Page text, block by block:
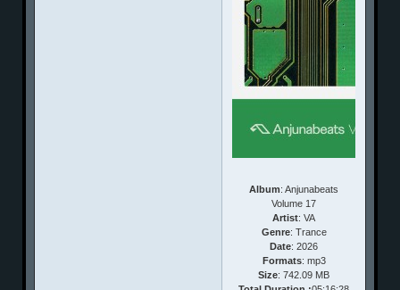
Album: Anjunabeats
Volume 17
Artist: VA
Genre: Trance
Date: 2026
Formats: mp3
Size: 742.09 MB